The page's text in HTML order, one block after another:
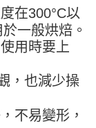
「AFTEE先享後付」
。
可透過四大超商／
成。
取消訂單，請聯絡
需透過AFTEE先享
重量在9~
重量在9~9.5
在300°C以
一般烘焙。
用時要上
，也減少操
不易變形，